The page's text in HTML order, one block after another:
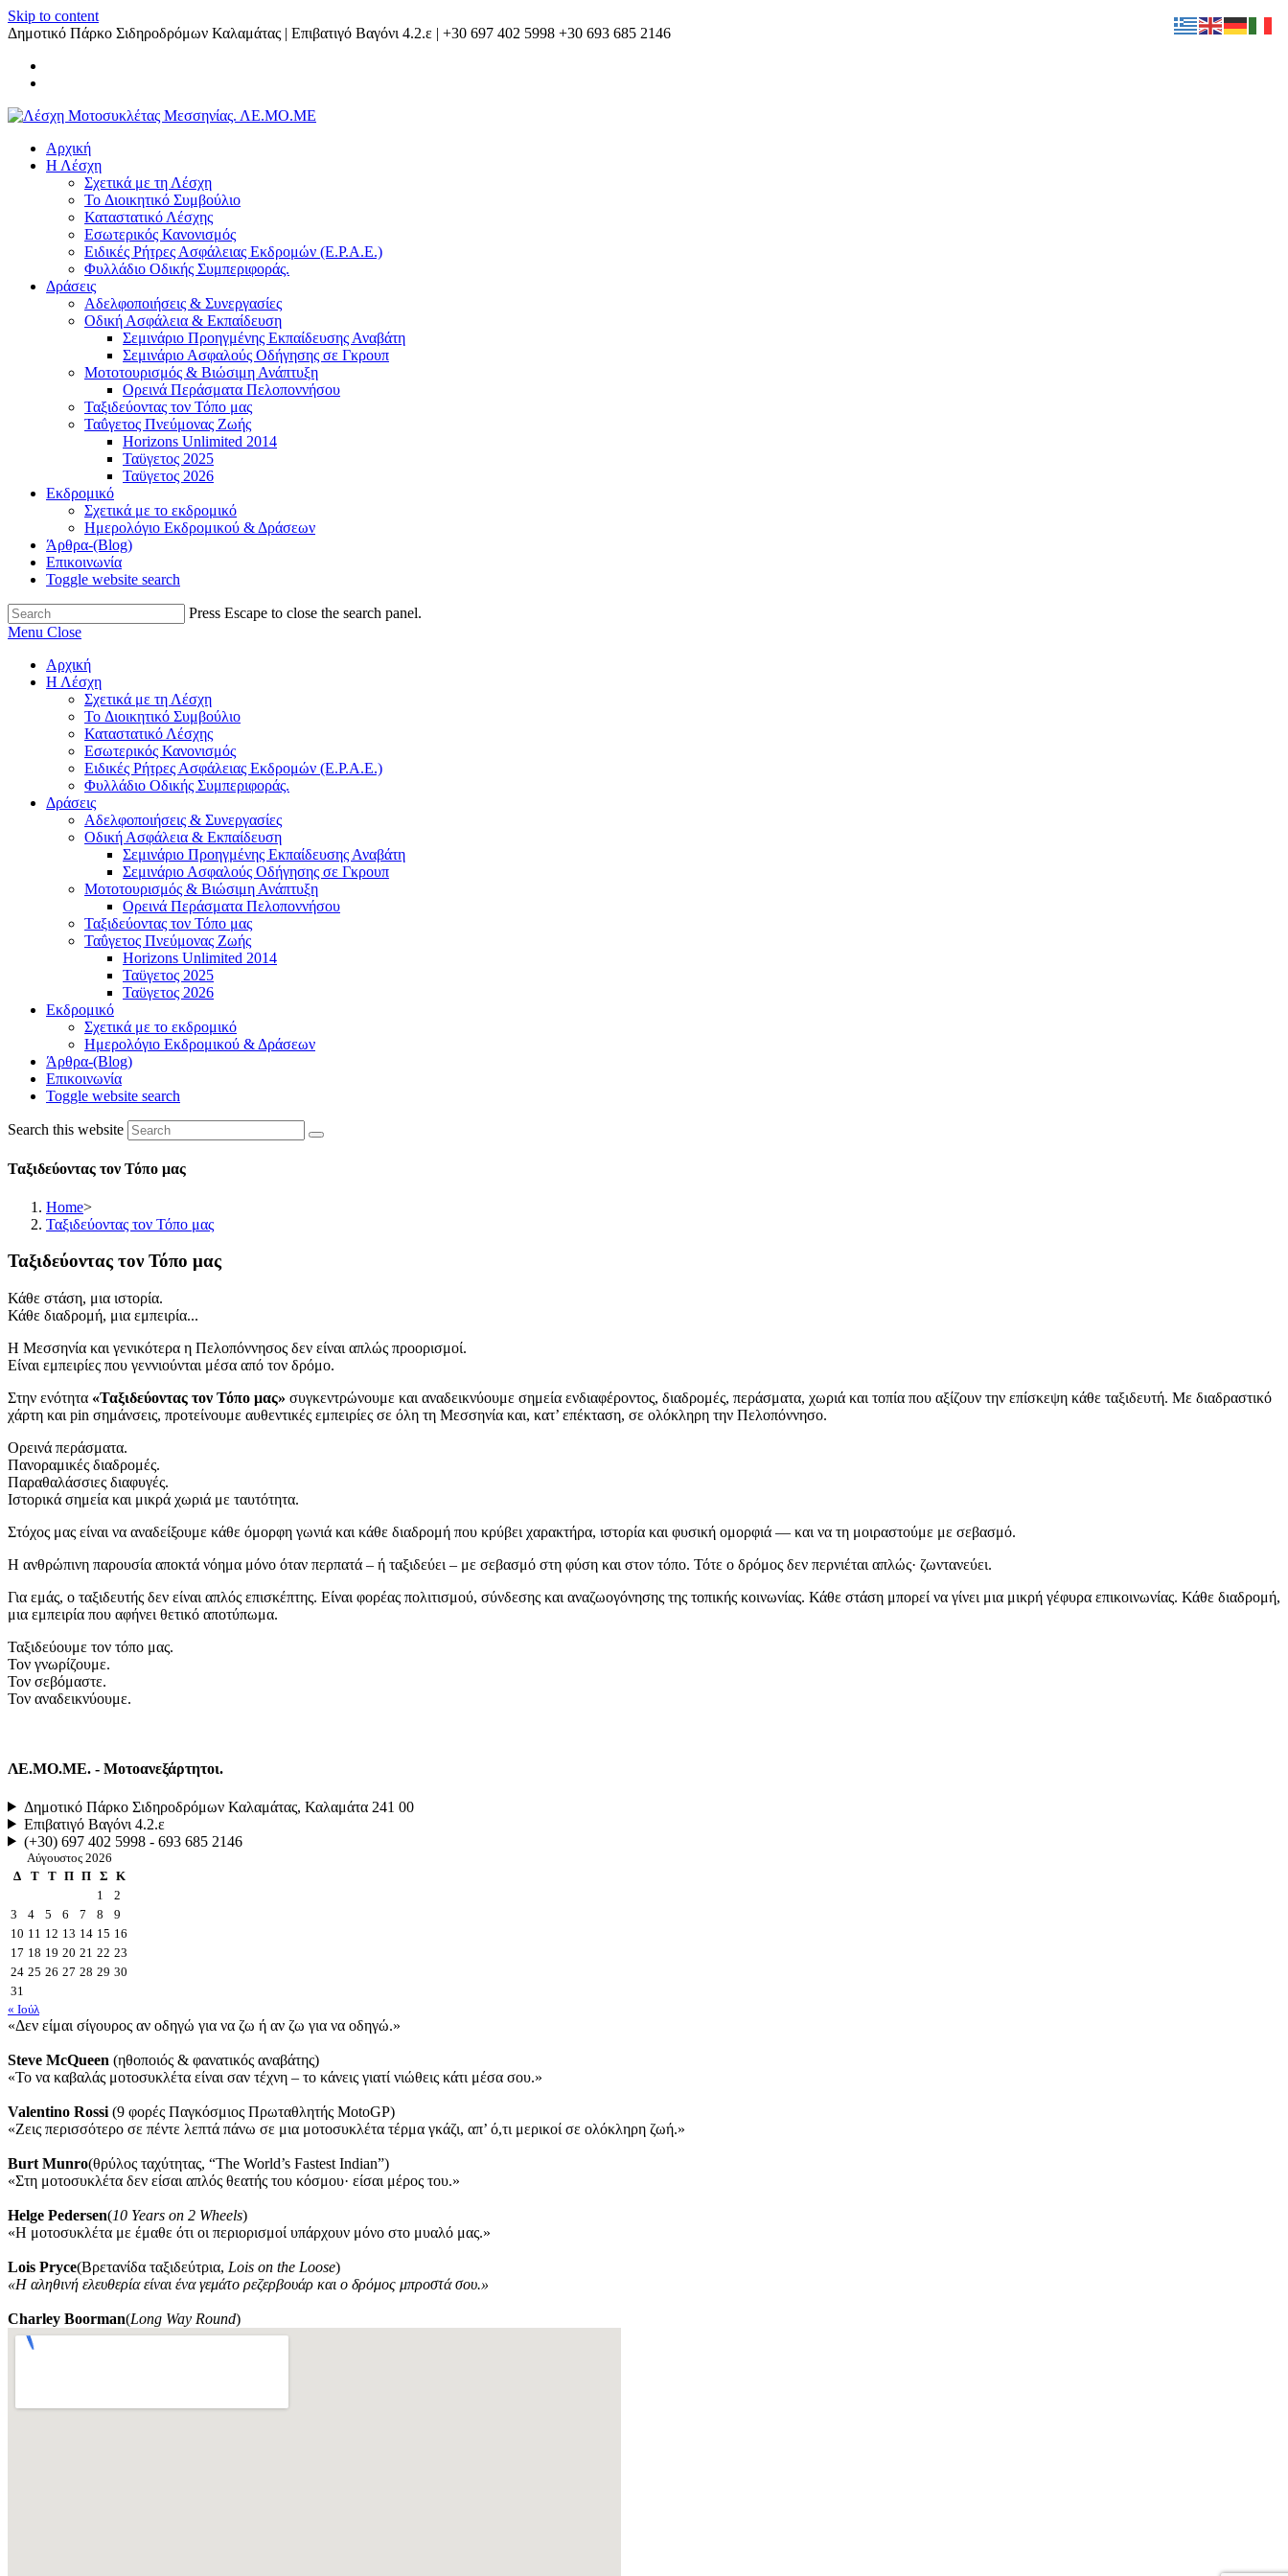
Skip to content
Δημοτικό Πάρκο Σιδηροδρόμων Καλαμάτας | Επιβατιγό Βαγόνι 4.2.ε | +30 697 402 5998 +30 693 685 2146
Αρχική
Η Λέσχη
Σχετικά με τη Λέσχη
Το Διοικητικό Συμβούλιο
Καταστατικό Λέσχης
Εσωτερικός Κανονισμός
Ειδικές Ρήτρες Ασφάλειας Εκδρομών (Ε.Ρ.Α.Ε.)
Φυλλάδιο Οδικής Συμπεριφοράς.
Δράσεις
Αδελφοποιήσεις & Συνεργασίες
Οδική Ασφάλεια & Εκπαίδευση
Σεμινάριο Προηγμένης Εκπαίδευσης Αναβάτη
Σεμινάριο Ασφαλούς Οδήγησης σε Γκρουπ
Μοτοτουρισμός & Βιώσιμη Ανάπτυξη
Ορεινά Περάσματα Πελοποννήσου
Ταξιδεύοντας τον Τόπο μας
Ταΰγετος Πνεύμονας Ζωής
Horizons Unlimited 2014
Ταϋγετος 2025
Ταϋγετος 2026
Εκδρομικό
Σχετικά με το εκδρομικό
Ημερολόγιο Εκδρομικού & Δράσεων
Άρθρα-(Blog)
Επικοινωνία
Toggle website search
Press Escape to close the search panel.
Menu Close
Αρχική
Η Λέσχη
Σχετικά με τη Λέσχη
Το Διοικητικό Συμβούλιο
Καταστατικό Λέσχης
Εσωτερικός Κανονισμός
Ειδικές Ρήτρες Ασφάλειας Εκδρομών (Ε.Ρ.Α.Ε.)
Φυλλάδιο Οδικής Συμπεριφοράς.
Δράσεις
Αδελφοποιήσεις & Συνεργασίες
Οδική Ασφάλεια & Εκπαίδευση
Σεμινάριο Προηγμένης Εκπαίδευσης Αναβάτη
Σεμινάριο Ασφαλούς Οδήγησης σε Γκρουπ
Μοτοτουρισμός & Βιώσιμη Ανάπτυξη
Ορεινά Περάσματα Πελοποννήσου
Ταξιδεύοντας τον Τόπο μας
Ταΰγετος Πνεύμονας Ζωής
Horizons Unlimited 2014
Ταϋγετος 2025
Ταϋγετος 2026
Εκδρομικό
Σχετικά με το εκδρομικό
Ημερολόγιο Εκδρομικού & Δράσεων
Άρθρα-(Blog)
Επικοινωνία
Toggle website search
Search this website
Ταξιδεύοντας τον Τόπο μας
Home>
Ταξιδεύοντας τον Τόπο μας
Ταξιδεύοντας τον Τόπο μας
Κάθε στάση, μια ιστορία.
Κάθε διαδρομή, μια εμπειρία...
Η Μεσσηνία και γενικότερα η Πελοπόννησος δεν είναι απλώς προορισμοί.
Είναι εμπειρίες που γεννιούνται μέσα από τον δρόμο.
Στην ενότητα «Ταξιδεύοντας τον Τόπο μας» συγκεντρώνουμε και αναδεικνύουμε σημεία ενδιαφέροντος, διαδρομές, περάσματα, χωριά και τοπία που αξίζουν την επίσκεψη κάθε ταξιδευτή. Με διαδραστικό
χάρτη και pin σημάνσεις, προτείνουμε αυθεντικές εμπειρίες σε όλη τη Μεσσηνία και, κατ’ επέκταση, σε ολόκληρη την Πελοπόννησο.
Ορεινά περάσματα.
Πανοραμικές διαδρομές.
Παραθαλάσσιες διαφυγές.
Ιστορικά σημεία και μικρά χωριά με ταυτότητα.
Στόχος μας είναι να αναδείξουμε κάθε όμορφη γωνιά και κάθε διαδρομή που κρύβει χαρακτήρα, ιστορία και φυσική ομορφιά — και να τη μοιραστούμε με σεβασμό.
Η ανθρώπινη παρουσία αποκτά νόημα μόνο όταν περπατά – ή ταξιδεύει – με σεβασμό στη φύση και στον τόπο. Τότε ο δρόμος δεν περνιέται απλώς· ζωντανεύει.
Για εμάς, ο ταξιδευτής δεν είναι απλός επισκέπτης. Είναι φορέας πολιτισμού, σύνδεσης και αναζωογόνησης της τοπικής κοινωνίας. Κάθε στάση μπορεί να γίνει μια μικρή γέφυρα επικοινωνίας. Κάθε διαδρομή,
μια εμπειρία που αφήνει θετικό αποτύπωμα.
Ταξιδεύουμε τον τόπο μας.
Τον γνωρίζουμε.
Τον σεβόμαστε.
Τον αναδεικνύουμε.
ΛΕ.ΜΟ.ΜΕ. - Μοτοανεξάρτητοι.
Δημοτικό Πάρκο Σιδηροδρόμων Καλαμάτας, Καλαμάτα 241 00
Επιβατιγό Βαγόνι 4.2.ε
(+30) 697 402 5998 - 693 685 2146
Αύγουστος 2026
Δ
Τ Τ Π Π Σ Κ
1
2
3
4 5 6 7 8
9
10 11 12 13 14 15 16
17 18 19 20 21 22 23
24 25 26 27 28 29 30
31
« Ιούλ
«Δεν είμαι σίγουρος αν οδηγώ για να ζω ή αν ζω για να οδηγώ.»
Steve McQueen (ηθοποιός & φανατικός αναβάτης)
«Το να καβαλάς μοτοσυκλέτα είναι σαν τέχνη – το κάνεις γιατί νιώθεις κάτι μέσα σου.»
Valentino Rossi (9 φορές Παγκόσμιος Πρωταθλητής MotoGP)
«Ζεις περισσότερο σε πέντε λεπτά πάνω σε μια μοτοσυκλέτα τέρμα γκάζι, απ’ ό,τι μερικοί σε ολόκληρη ζωή.»
Burt Munro(θρύλος ταχύτητας, “The World’s Fastest Indian”)
«Στη μοτοσυκλέτα δεν είσαι απλός θεατής του κόσμου· είσαι μέρος του.»
Helge Pedersen(10 Years on 2 Wheels)
«Η μοτοσυκλέτα με έμαθε ότι οι περιορισμοί υπάρχουν μόνο στο μυαλό μας.»
Lois Pryce(Βρετανίδα ταξιδεύτρια, Lois on the Loose)
«Η αληθινή ελευθερία είναι ένα γεμάτο ρεζερβουάρ και ο δρόμος μπροστά σου.»
Charley Boorman(Long Way Round)